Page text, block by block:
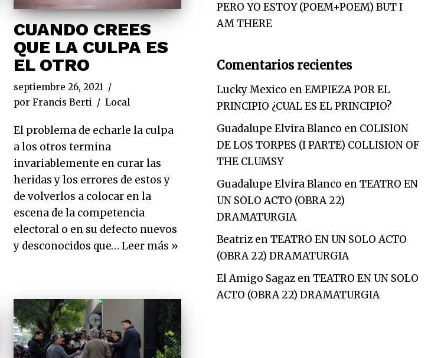
CUANDO CREES
QUE LA CULPA ES
EL OTRO
septiembre 26, 2021
porFrancis Berti Local
El problema de echarle la culpa
a los otros termina
invariablemente en curar las
heridas y los errores de estos y
de volverlos a colocar en la
escena de la competencia
electoral o en su defecto nuevos
y desconocidos que…Leer más »
PERO YO ESTOY (POEM+POEM) BUT I
AM THERE
Comentarios recientes
Lucky Mexico enEMPIEZA POR EL
PRINCIPIO ¿CUAL ES EL PRINCIPIO?
Guadalupe Elvira Blanco en COLISION
DE LOS TORPES (I PARTE) COLLISION OF
THE CLUMSY
Guadalupe Elvira Blanco enTEATRO EN
UN SOLO ACTO (OBRA 22)
DRAMATURGIA
BeatrizenTEATRO EN UN SOLO ACTO
(OBRA 22) DRAMATURGIA
El Amigo SagazenTEATRO EN UN SOLO
ACTO (OBRA 22) DRAMATURGIA